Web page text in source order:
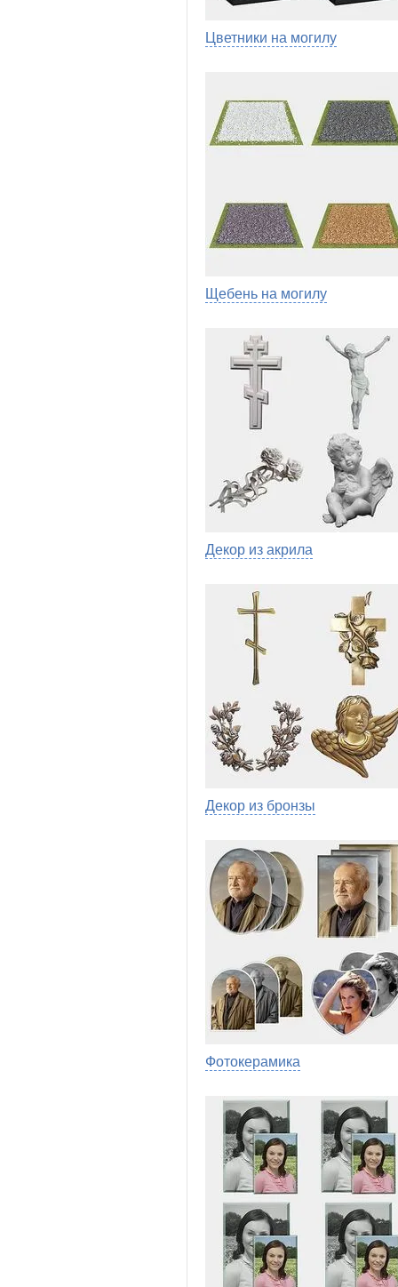
Цветники на могилу
Щебень на могилу
Декор из акрила
Декор из бронзы
Фотокерамика